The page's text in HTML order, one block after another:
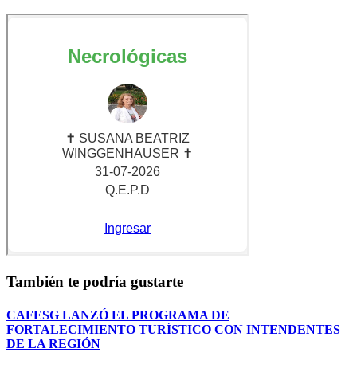
También te podría gustarte
CAFESG LANZÓ EL PROGRAMA DE
FORTALECIMIENTO TURÍSTICO CON INTENDENTES
DE LA REGIÓN